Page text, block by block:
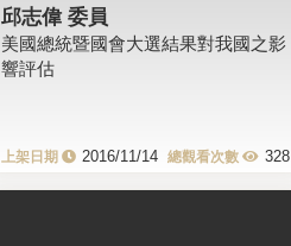
邱志偉 委員
美國總統暨國會大選結果對我國之影
響評估
2016/11/14 328